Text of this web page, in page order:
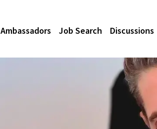
Ambassadors Job Search Discussions